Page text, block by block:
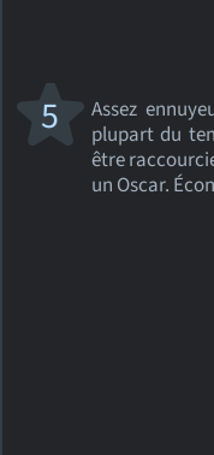
Assez
plupart du
être
un Oscar.
5